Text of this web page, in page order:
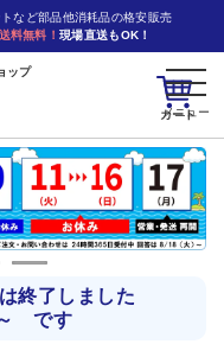
カート
など部品他消耗品の格安販売
送料無料！ 現場直送もOK！
ップ
終了しました
です